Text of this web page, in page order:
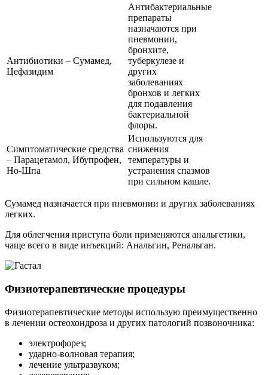
Антибиотики – Сумамед,
Цефазидим
Антибактериальные
препараты
назначаются при
пневмонии,
бронхите,
туберкулезе и
других
заболеваниях
бронхов и легких
для подавления
бактериальной
флоры.
Симптоматические средства
– Парацетамол, Ибупрофен,
Но-Шпа
Используются для
снижения
температуры и
устранения спазмов
при сильном кашле.
Сумамед назначается при пневмонии и других заболеваниях
легких.
Для облегчения приступа боли применяются анальгетики,
чаще всего в виде инъекций: Анальгин, Ренальган.
Физиотерапевтические процедуры
Физиотерапевтические методы использую преимущественно
в лечении остеохондроза и других патологий позвоночника:
электрофорез;
ударно-волновая терапия;
лечение ультразвуком;